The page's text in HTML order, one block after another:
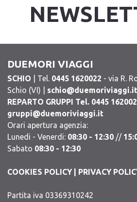
DUEMORI VIAGGI
SCHIO | Tel. 0445 1620022 - via R.
Schio (VI) | schio@duemoriviaggi.it
REPARTO GRUPPI Tel. 0445
gruppi@duemoriviaggi.it
Orari apertura agenzia:
Lunedi - Venerdi: 08:30 - 12:30 //
Sabato 08:30 - 12:30
COOKIES POLICY| PRIVACY
Partita iva 03369310242